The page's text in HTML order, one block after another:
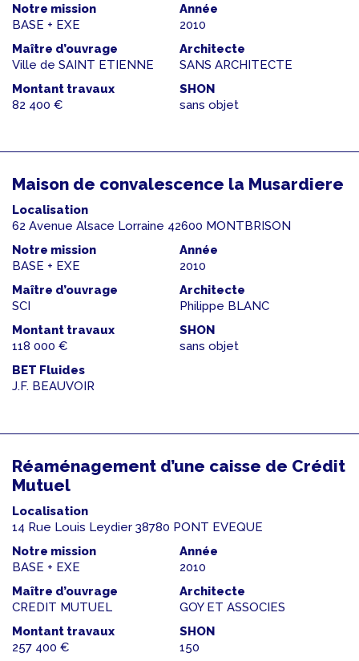
Notre mission
BASE + EXE
Année
2010
Maître d’ouvrage
Ville de SAINT ETIENNE
Architecte
SANS ARCHITECTE
Montant travaux
82 400 €
SHON
sans objet
Maison de convalescence la Musardiere
Localisation
62 Avenue Alsace Lorraine 42600 MONTBRISON
Notre mission
BASE + EXE
Année
2010
Maître d’ouvrage
SCI
Architecte
Philippe BLANC
Montant travaux
118 000 €
SHON
sans objet
BET Fluides
J.F. BEAUVOIR
Réaménagement d’une caisse de Crédit
Mutuel
Localisation
14 Rue Louis Leydier 38780 PONT EVEQUE
Notre mission
BASE + EXE
Année
2010
Maître d’ouvrage
CREDIT MUTUEL
Architecte
GOY ET ASSOCIES
Montant travaux
257 400 €
SHON
150